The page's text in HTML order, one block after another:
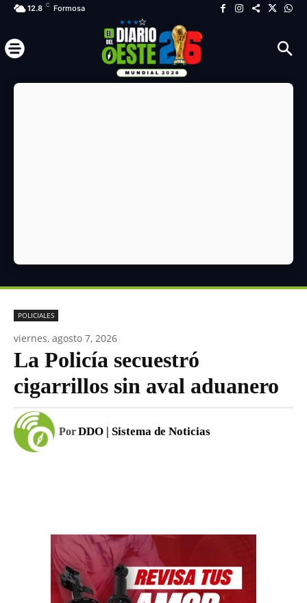
12.8 C Formosa
POLICIALES
viernes, agosto 7, 2026
La Policía secuestró
cigarrillos sin aval aduanero
PorDDO | Sistema de Noticias